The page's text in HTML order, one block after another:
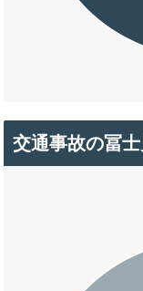
交通事故の冨